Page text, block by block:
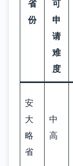
省
份
可
申
请
难
度
安
大
略
省
中
高